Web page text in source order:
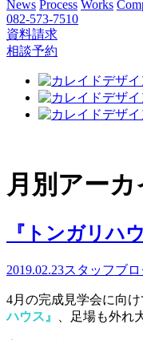
News Process Works
082-573-7510
資料請求
相談予約
月別アーカ
『トンガリハ
2019.02.23スタッフブ
4月の完成見学会に向
ハウス』
、足場も外れ